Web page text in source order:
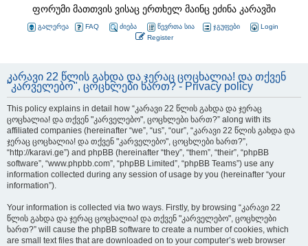
ფორუმი მათთვის ვისაც ერთხელ მაინც ეძინა კარავში
გალერეა FAQ ძიება წევრთა სია ჯგუფები
Login
Register
კარავი 22 წლის გახდა და ჯერაც ცოცხალია! და თქვენ
"კარველებო", ცოცხლები ხართ? - Privacy policy
This policy explains in detail how “კარავი 22 წლის გახდა და ჯერაც
ცოცხალია! და თქვენ "კარველებო", ცოცხლები ხართ?” along with its
affiliated companies (hereinafter “we”, “us”, “our”, “კარავი 22 წლის გახდა და
ჯერაც ცოცხალია! და თქვენ "კარველებო", ცოცხლები ხართ?”,
“http://karavi.ge”) and phpBB (hereinafter “they”, “them”, “their”, “phpBB
software”, “www.phpbb.com”, “phpBB Limited”, “phpBB Teams”) use any
information collected during any session of usage by you (hereinafter “your
information”).
Your information is collected via two ways. Firstly, by browsing “კარავი 22
წლის გახდა და ჯერაც ცოცხალია! და თქვენ "კარველებო", ცოცხლები
ხართ?” will cause the phpBB software to create a number of cookies, which
are small text files that are downloaded on to your computer’s web browser